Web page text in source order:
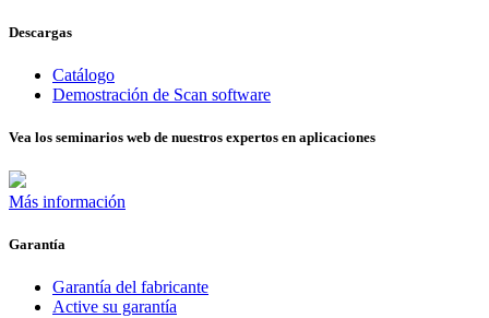
Descargas
Catálogo
Demostración de Scan software
Vea los seminarios web de nuestros expertos en aplicaciones
Más información
Garantía
Garantía del fabricante
Active su garantía